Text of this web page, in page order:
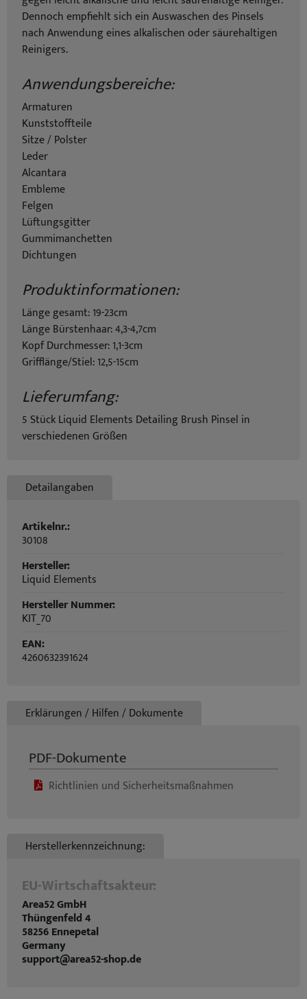
Dennoch empfiehlt sich ein Auswaschen des Pinsels
nach Anwendung eines alkalischen oder säurehaltigen
Reinigers.
Anwendungsbereiche:
Armaturen
Kunststoffteile
Sitze / Polster
Leder
Alcantara
Embleme
Felgen
Lüftungsgitter
Gummimanchetten
Dichtungen
Produktinformationen:
Länge gesamt: 19-23cm
Länge Bürstenhaar: 4,3-4,7cm
Kopf Durchmesser: 1,1-3cm
Grifflänge/Stiel: 12,5-15cm
Lieferumfang:
5 Stück Liquid Elements Detailing Brush Pinsel in
verschiedenen Größen
Detailangaben
Artikelnr.:
30108
Hersteller:
Liquid Elements
Hersteller Nummer:
KIT_70
EAN:
4260632391624
Erklärungen / Hilfen / Dokumente
PDF-Dokumente
Richtlinien und Sicherheitsmaßnahmen
Herstellerkennzeichnung:
EU-Wirtschaftsakteur:
Area52 GmbH
Thüngenfeld 4
58256 Ennepetal
Germany
support@area52-shop.de